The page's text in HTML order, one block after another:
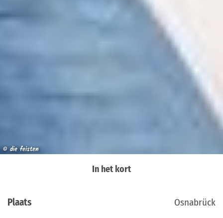
© die feisten
In het kort
Plaats Osnabrück